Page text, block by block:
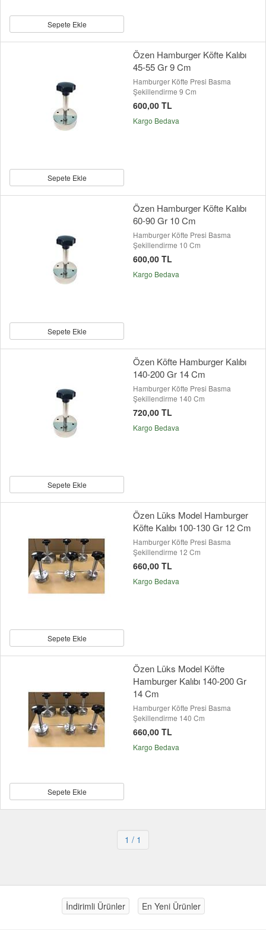
Sepete Ekle
Sepete Ekle
Özen Hamburger Köfte Kalıbı
45-55 Gr 9 Cm
Hamburger Köfte Presi Basma
Şekillendirme 9 Cm
600,00 TL
Kargo Bedava
Sepete Ekle
Özen Hamburger Köfte Kalıbı
60-90 Gr 10 Cm
Hamburger Köfte Presi Basma
Şekillendirme 10 Cm
600,00 TL
Kargo Bedava
Sepete Ekle
Özen Köfte Hamburger Kalıbı
140-200 Gr 14 Cm
Hamburger Köfte Presi Basma
Şekillendirme 140 Cm
720,00 TL
Kargo Bedava
Sepete Ekle
Özen Lüks Model Hamburger
Köfte Kalıbı 100-130 Gr 12 Cm
Hamburger Köfte Presi Basma
Şekillendirme 12 Cm
660,00 TL
Kargo Bedava
Sepete Ekle
Özen Lüks Model Köfte
Hamburger Kalıbı 140-200 Gr
14 Cm
Hamburger Köfte Presi Basma
Şekillendirme 140 Cm
660,00 TL
Kargo Bedava
1 / 1
İndirimli Ürünler En Yeni Ürünler